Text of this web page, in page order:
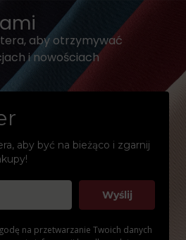
aby otrzymywać
i nowościach
aby być na bieżąco i zgarnij
Wyślij
na przetwarzanie Twoich danych